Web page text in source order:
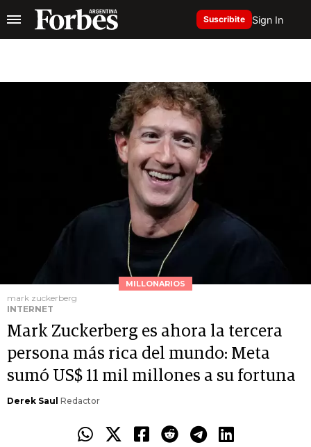
Suscribite Sign In
MILLONARIOS
mark zuckerberg
INTERNET
Mark Zuckerberg es ahora la tercera
persona más rica del mundo: Meta
sumó US$ 11 mil millones a su fortuna
Derek Saul Redactor